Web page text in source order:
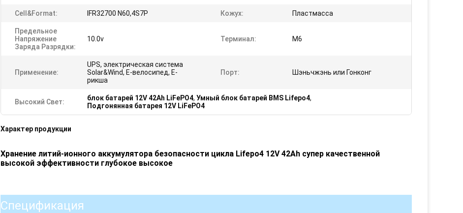
Cell&Format: IFR32700 N60,4S7P Кожух: Пластмасса
Предельное
Напряжение
Заряда Разрядки:
10.0v Терминал: M6
Применение:
UPS, электрическая система
Solar&Wind, E-велосипед, E-
рикша
Порт: Шэньчжэнь или Гонконг
Высокий Свет: блок батарей 12V 42Ah LiFePO4, Умный блок батарей BMS Lifepo4,
Подгонянная батарея 12V LiFePO4
Характер продукции
Хранение литий-ионного аккумулятора безопасности цикла Lifepo4 12V 42Ah супер качественной
высокой эффективности глубокое высокое
Спецификация